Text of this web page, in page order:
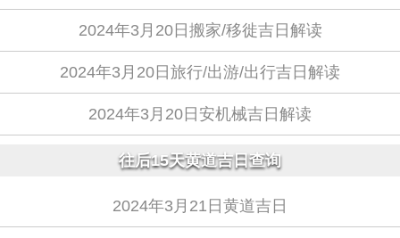
2024年3月20日搬家/移徙吉日解读
2024年3月20日旅行/出游/出行吉日解读
2024年3月20日安机械吉日解读
往后15天黄道吉日查询
2024年3月21日黄道吉日